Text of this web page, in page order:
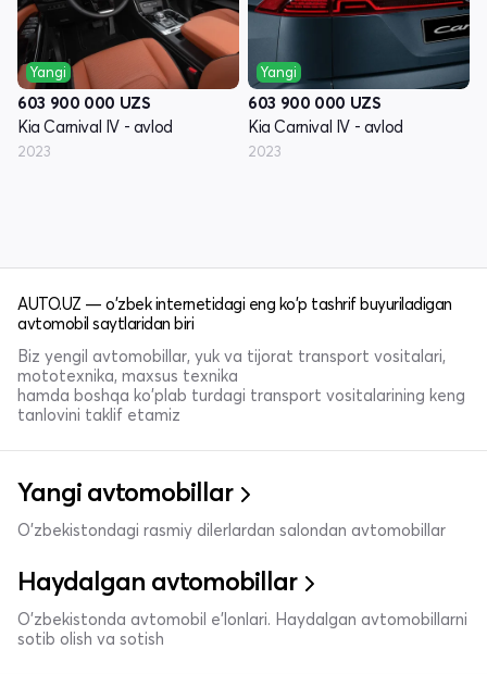
Yangi
603 900 000 UZS
Kia Carnival IV - avlod
2023
Yangi
603 900 000 UZS
Kia Carnival IV - avlod
2023
AUTO.UZ — o'zbek internetidagi eng ko'p tashrif buyuriladigan
avtomobil saytlaridan biri
Biz yengil avtomobillar, yuk va tijorat transport vositalari,
mototexnika, maxsus texnika
hamda boshqa ko'plab turdagi transport vositalarining keng
tanlovini taklif etamiz
Yangi avtomobillar
O'zbekistondagi rasmiy dilerlardan salondan avtomobillar
Haydalgan avtomobillar
O'zbekistonda avtomobil e’lonlari. Haydalgan avtomobillarni
sotib olish va sotish